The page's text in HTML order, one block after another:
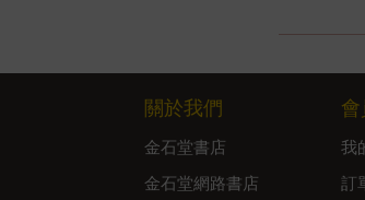
關於我們
金石堂書店
金石堂網路書店
會
我
訂